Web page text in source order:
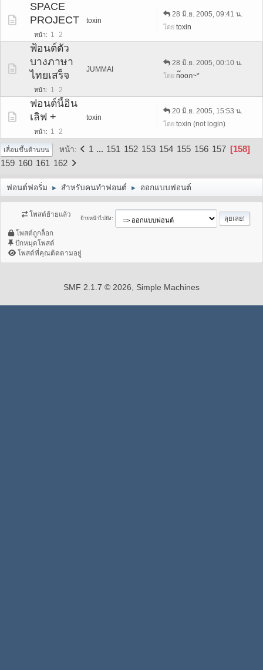
SPACE
PROJECT
หน้า 1 2
toxin
28 มิ.ย. 2005, 09:41 น.
โดย toxin
ฟ้อนต์ตัว
บางภาษา
ไทยเสร็จ
หน้า 1 2
JUMMAI
28 มิ.ย. 2005, 00:10 น.
โดย n๊ooก~*
ฟอนต์นี้อิน
เลิฟ +
หน้า 1 2
toxin
20 มิ.ย. 2005, 15:53 น.
โดย toxin (not login)
เลื่อนขึ้นด้านบน หน้า 1 ... 151 152 153 154 155 156 157
158
159 160 161 162
ฟอนต์ฟอรั่ม ► สำหรับคนทำฟอนต์ ► ออกแบบฟอนต์
ย้ายหน้าไปยัง
โพสต์ย้ายแล้ว
โพสต์ถูกล็อก
ปักหมุดโพสต์
โพสต์ที่คุณติดตามอยู่
SMF 2.1.7 © 2026 Simple Machines